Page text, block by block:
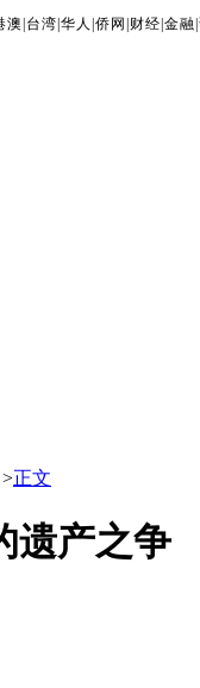
澳 台湾 |华人 |侨网 财经 |金融 |
>正文
遗产之争